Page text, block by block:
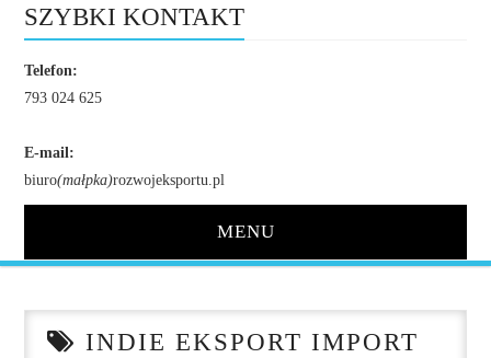
SZYBKI KONTAKT
Telefon:
793 024 625
E-mail:
biuro(małpka)rozwojeksportu.pl
MENU
O NASINDIE EKSPORT IMPORT